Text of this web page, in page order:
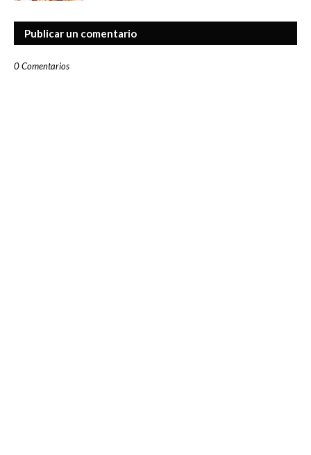
Publicar un comentario
0 Comentarios